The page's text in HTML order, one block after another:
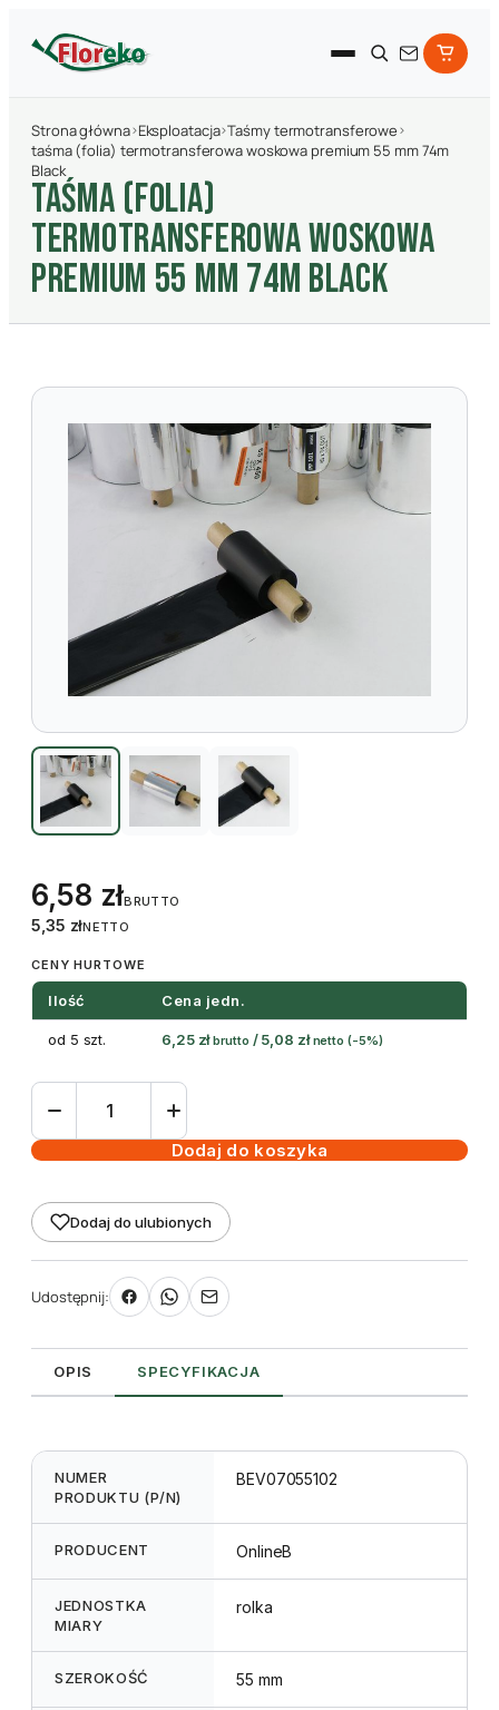
Strona główna›Eksploatacja›Taśmy termotransferowe›
taśma (folia) termotransferowa woskowa premium 55 mm 74m
Black
TAśMA (FOLIA)
TERMOTRANSFEROWA WOSKOWA
PREMIUM 55 MM 74M BLACK
6,58 złBRUTTO
5,35 złNETTO
CENY HURTOWE
Ilość Cena jedn.
od 5 szt. 6,25 zł brutto /5,08 zł netto (-5%)
ilość
(folia)
woskowa
premium
55
mm
Black
Dodaj do koszyka
Dodaj do ulubionych
Udostępnij:
OPIS SPECYFIKACJA
NUMER
PRODUKTU (P/N)
BEV07055102
PRODUCENT OnlineB
JEDNOSTKA
MIARY
rolka
SZEROKOŚĆ 55 mm